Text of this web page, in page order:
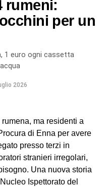
rumeni:
per un
1 euro ogni cassetta
2026
ma residenti a
di Enna per avere
presso terzi in
stranieri irregolari,
Una nuova storia
Ispettorato del